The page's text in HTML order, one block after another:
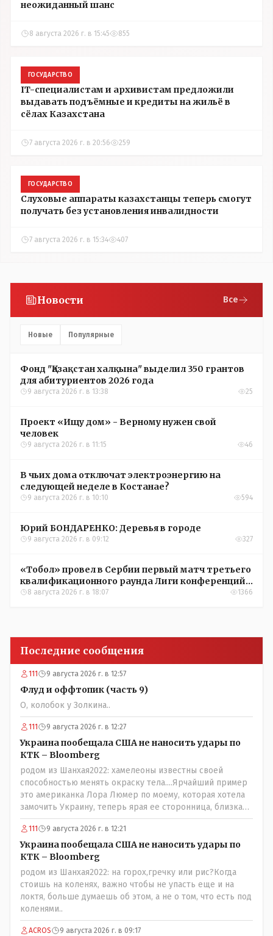
неожиданный шанс
8 августа 2026 г. в 15:45 855
ГОСУДАРСТВО
IT-специалистам и архивистам предложили
выдавать подъёмные и кредиты на жильё в
сёлах Казахстана
7 августа 2026 г. в 20:56 259
ГОСУДАРСТВО
Слуховые аппараты казахстанцы теперь смогут
получать без установления инвалидности
7 августа 2026 г. в 15:34 407
Новости Все
Новые Популярные
Фонд "Қазақстан халқына" выделил 350 грантов
для абитуриентов 2026 года
9 августа 2026 г. в 13:38 25
Проект «Ищу дом» - Верному нужен свой
человек
9 августа 2026 г. в 11:15 46
В чьих дома отключат электроэнергию на
следующей неделе в Костанае?
9 августа 2026 г. в 10:10 594
Юрий БОНДАРЕНКО: Деревья в городе
9 августа 2026 г. в 09:12 327
«Тобол» провел в Сербии первый матч третьего
квалификационного раунда Лиги конференций
УЕФА
8 августа 2026 г. в 18:07 1366
Последние сообщения
111 9 августа 2026 г. в 12:57
Флуд и оффтопик (часть 9)
О, колобок у Золкина..
111 9 августа 2026 г. в 12:27
Украина пообещала США не наносить удары по
КТК – Bloomberg
родом из Шанхая2022: хамелеоны известны своей
способностью менять окраску тела....Ярчайший пример
это американка Лора Люмер по моему, которая хотела
замочить Украину, теперь ярая ее сторонница, близкая
к Трампу. Ну и западные страны тем более, которые
предоставляли Зеленскому убежище, чтоб он бежал и
которые развернулись потом на 180 или 360 градусов,
посмотрев на того, как он не сдался, но ты же там сам
живешь и многое знаешь о тех, на кого работаешь.. Это
просто прагматизм и ничего личного. Победим мы, они
встанут под нас и наоборот и все это понимают..
111 9 августа 2026 г. в 12:21
Украина пообещала США не наносить удары по
КТК – Bloomberg
родом из Шанхая2022: на горох,гречку или рис?Когда
стоишь на коленях, важно чтобы не упасть еще и на
локтя, больше думаешь об этом, а не о том, что есть под
коленями..
ACROS 9 августа 2026 г. в 09:17